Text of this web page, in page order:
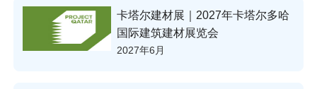
卡塔尔建材展｜2027年卡塔尔多哈
国际建筑建材展览会
2027年6月